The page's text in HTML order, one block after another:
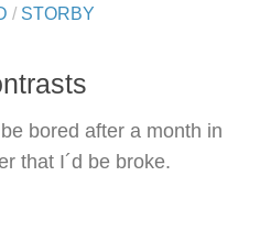
/ STORBY
bored after a month in
that I´d be broke.